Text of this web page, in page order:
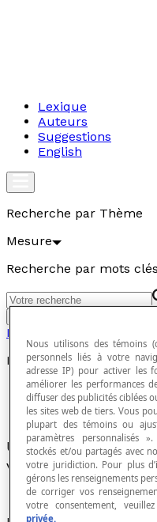
Lexique
Auteurs
Suggestions
English
Recherche par Thème
Mesure
Recherche par mots clés
Mesure
Mètre cube
Unité de mesure d'
volume d'un cube de
Nous utilisons des témoins
personnels liés à votre
adresse IP) pour activer les
améliorer les performances
diffuser des publicités ciblées
les sites web de tiers. Vous
plupart des témoins ou
paramètres personnalisés
stockés et/ou partagés avec
votre juridiction. Pour plus
gérons les renseignements
de corriger vos
votre consentement,
privée.